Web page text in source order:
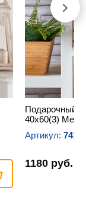
Подарочный
40х60(3)
Артикул:
1180 руб.